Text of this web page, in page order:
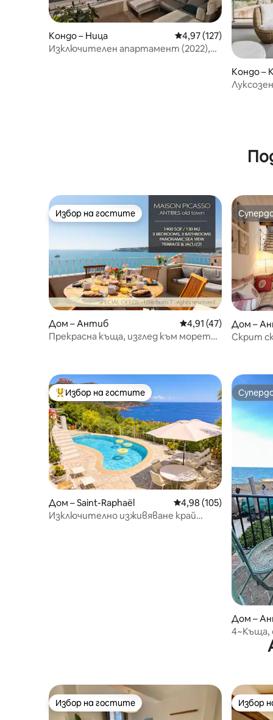
Кондо – Ница Средна оценка: 4,97
4,97 (127)
Изключителен апартамент (2022),
Кондо –
Избор на гостите
Избор на гостите
Дом – Антиб Средна оценка: 4,91
4,91 (47)
Прекрасна къща, изглед към морето,
Дом –
Скрит
Най-популярен избор на гостите
Избор на гостите
Дом – Saint-Raphaël Средна оценка: 4,98
4,98 (105)
Изключително изживяване край
Дом –
4~Къща,
Избор на гостите
Избор на гостите Избор
Избор